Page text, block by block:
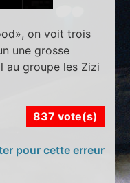
on voit trois
une grosse
au groupe les Zizi
837 vote(s)
pour cette erreur